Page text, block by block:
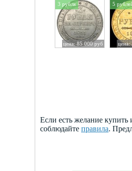
3 рубля
цена: 85 000 руб
5
цена:
Если есть желание
соблюдайте правила.